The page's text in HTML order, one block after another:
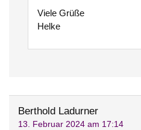
Viele Grüße
Helke
Berthold Ladurner
13. Februar 2024 am 17:14